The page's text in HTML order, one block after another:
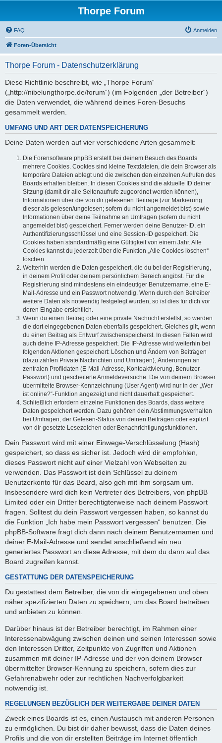
Thorpe Forum
FAQ Anmelden
Foren-Übersicht
Thorpe Forum - Datenschutzerklärung
Diese Richtlinie beschreibt, wie „Thorpe Forum“
(„http://nibelungthorpe.de/forum“) (im Folgenden „der Betreiber“)
die Daten verwendet, die während deines Foren-Besuchs
gesammelt werden.
UMFANG UND ART DER DATENSPEICHERUNG
Deine Daten werden auf vier verschiedene Arten gesammelt:
Die Forensoftware phpBB erstellt bei deinem Besuch des Boards
mehrere Cookies. Cookies sind kleine Textdateien, die dein Browser als
temporäre Dateien ablegt und die zwischen den einzelnen Aufrufen des
Boards erhalten bleiben. In diesen Cookies sind die aktuelle ID deiner
Sitzung (damit dir alle Seitenaufrufe zugeordnet werden können),
Informationen über die von dir gelesenen Beiträge (zur Markierung
dieser als gelesen/ungelesen; sofern du nicht angemeldet bist) sowie
Informationen über deine Teilnahme an Umfragen (sofern du nicht
angemeldet bist) gespeichert. Ferner werden deine Benutzer-ID, ein
Authentifizierungsschlüssel und eine Session-ID gespeichert. Die
Cookies haben standardmäßig eine Gültigkeit von einem Jahr. Alle
Cookies kannst du jederzeit über die Funktion „Alle Cookies löschen“
löschen.
Weiterhin werden die Daten gespeichert, die du bei der Registrierung,
in deinem Profil oder deinem persönlichem Bereich angibst. Für die
Registrierung sind mindestens ein eindeutiger Benutzername, eine E-
Mail-Adresse und ein Passwort notwendig. Wenn durch den Betreiber
weitere Daten als notwendig festgelegt wurden, so ist dies für dich vor
deren Eingabe ersichtlich.
Wenn du einen Beitrag oder eine private Nachricht erstellst, so werden
die dort eingegebenen Daten ebenfalls gespeichert. Gleiches gilt, wenn
du einen Beitrag als Entwurf zwischenspeicherst. In diesen Fällen wird
auch deine IP-Adresse gespeichert. Die IP-Adresse wird weiterhin bei
folgenden Aktionen gespeichert: Löschen und Ändern von Beiträgen
(dazu zählen Private Nachrichten und Umfragen), Änderungen an
zentralen Profildaten (E-Mail-Adresse, Kontoaktivierung, Benutzer-
Passwort) und gescheiterte Anmeldeversuche. Die von deinem Browser
übermittelte Browser-Kennzeichnung (User Agent) wird nur in der „Wer
ist online?“-Funktion angezeigt und nicht dauerhaft gespeichert.
Schließlich erfordern einzelne Funktionen des Boards, dass weitere
Daten gespeichert werden. Dazu gehören dein Abstimmungsverhalten
bei Umfragen, der Gelesen-Status von deinen Beiträgen oder explizit
von dir gesetzte Lesezeichen oder Benachrichtigungsfunktionen.
Dein Passwort wird mit einer Einwege-Verschlüsselung (Hash)
gespeichert, so dass es sicher ist. Jedoch wird dir empfohlen,
dieses Passwort nicht auf einer Vielzahl von Webseiten zu
verwenden. Das Passwort ist dein Schlüssel zu deinem
Benutzerkonto für das Board, also geh mit ihm sorgsam um.
Insbesondere wird dich kein Vertreter des Betreibers, von phpBB
Limited oder ein Dritter berechtigterweise nach deinem Passwort
fragen. Solltest du dein Passwort vergessen haben, so kannst du
die Funktion „Ich habe mein Passwort vergessen“ benutzen. Die
phpBB-Software fragt dich dann nach deinem Benutzernamen und
deiner E-Mail-Adresse und sendet anschließend ein neu
generiertes Passwort an diese Adresse, mit dem du dann auf das
Board zugreifen kannst.
GESTATTUNG DER DATENSPEICHERUNG
Du gestattest dem Betreiber, die von dir eingegebenen und oben
näher spezifizierten Daten zu speichern, um das Board betreiben
und anbieten zu können.
Darüber hinaus ist der Betreiber berechtigt, im Rahmen einer
Interessenabwägung zwischen deinen und seinen Interessen sowie
den Interessen Dritter, Zeitpunkte von Zugriffen und Aktionen
zusammen mit deiner IP-Adresse und der von deinem Browser
übermittelter Browser-Kennung zu speichern, sofern dies zur
Gefahrenabwehr oder zur rechtlichen Nachverfolgbarkeit
notwendig ist.
REGELUNGEN BEZÜGLICH DER WEITERGABE DEINER DATEN
Zweck eines Boards ist es, einen Austausch mit anderen Personen
zu ermöglichen. Du bist dir daher bewusst, dass die Daten deines
Profils und die von dir erstellten Beiträge im Internet öffentlich